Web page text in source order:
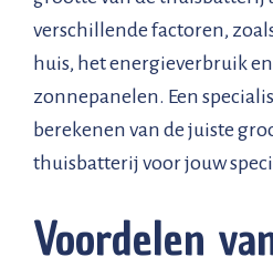
verschillende factoren,
huis, het energieverbruik
zonnepanelen. Een
berekenen van de juiste
thuisbatterij voor jouw
Voordelen